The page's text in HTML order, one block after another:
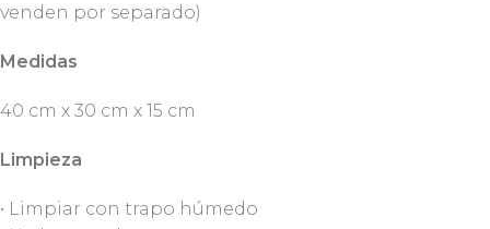
venden por separado)
Medidas
40 cm x 30 cm x 15 cm
Limpieza
• Limpiar con trapo húmedo